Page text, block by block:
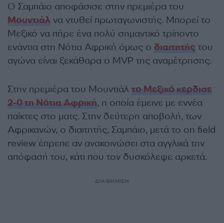
Ο Σαμπάιο αποφάσισε στην πρεμιέρα του
Μουντιάλ να ντυθεί πρωταγωνιστής. Μπορεί το
Μεξικό να πήρε ένα πολύ σημαντικό τρίποντο
ενάντια στη Νότια Αφρική όμως ο διαιτητής του
αγώνα είναι ξεκάθαρα ο MVP της αναμέτρησης.
Στην πρεμιέρα του Μουντιάλ το Μεξικό κερδισε
2-0 τη Νότια Αφρική, η οποία έμεινε με εννέα
παίκτες στο ματς. Στην δεύτερη αποβολή, των
Αφρικανών, ο διαιτητής, Σαμπάιο, μετά το on field
review έπρεπε αν ανακοινώσει στα αγγλικά την
απόφασή του, κάτι που τον δυσκόλεψε αρκετά.
ΔΙΑΦΗΜΙΣΗ